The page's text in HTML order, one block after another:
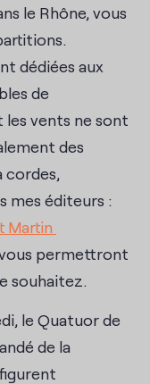
le Rhône, vous
dédiées aux
de
les vents ne sont
des
cordes,
mes éditeurs :
Martin
permettront
souhaitez.
le Quatuor de
de la